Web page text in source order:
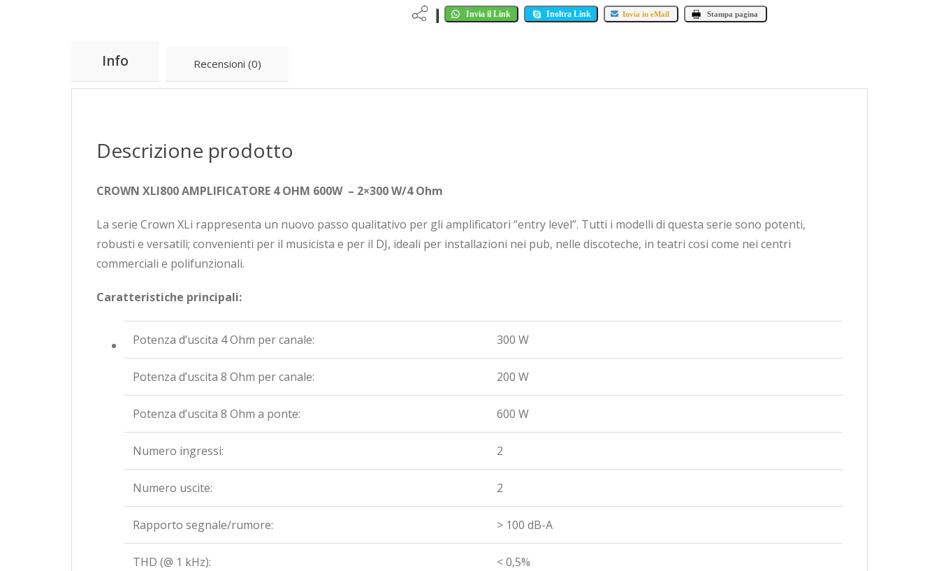
Invia il Link Inoltra Link Invia in eMail Stampa pagina
Info Recensioni (0)
Descrizione prodotto
CROWN XLI800 AMPLIFICATORE 4 OHM 600W – 2×300 W/4 Ohm
La serie Crown XLi rappresenta un nuovo passo qualitativo per gli amplificatori “entry level”. Tutti i modelli di questa serie sono potenti,
robusti e versatili; convenienti per il musicista e per il DJ, ideali per installazioni nei pub, nelle discoteche, in teatri cosi come nei centri
commerciali e polifunzionali.
Caratteristiche principali:
Potenza d’uscita 4 Ohm per canale: 300 W
Potenza d’uscita 8 Ohm per canale: 200 W
Potenza d’uscita 8 Ohm a ponte: 600 W
Numero ingressi: 2
Numero uscite: 2
Rapporto segnale/rumore: > 100 dB-A
THD (@ 1 kHz): < 0,5%